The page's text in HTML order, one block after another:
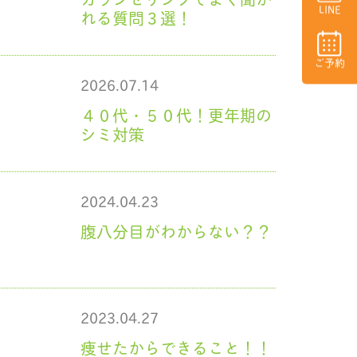
LINE
ご予約
れる質問３選！
2026.07.14
４０代・５０代！更年期の
シミ対策
2024.04.23
腹八分目がわからない？？
2023.04.27
痩せたからできること！！